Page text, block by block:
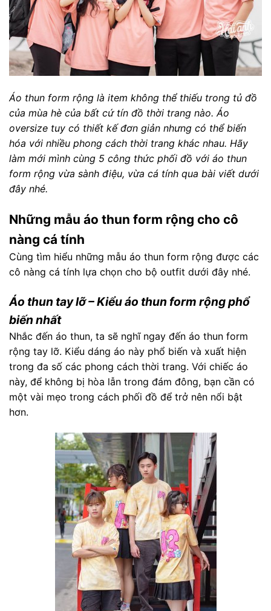
Áo thun form rộng là item không thể thiếu trong tủ đồ
của mùa hè của bất cứ tín đồ thời trang nào. Áo
oversize tuy có thiết kế đơn giản nhưng có thể biến
hóa với nhiều phong cách thời trang khác nhau. Hãy
làm mới mình cùng 5 công thức phối đồ với áo thun
form rộng vừa sành điệu, vừa cá tính qua bài viết dưới
đây nhé.
Những mẫu áo thun form rộng cho cô
nàng cá tính
Cùng tìm hiểu những mẫu áo thun form rộng được các
cô nàng cá tính lựa chọn cho bộ outfit dưới đây nhé.
Áo thun tay lỡ – Kiểu áo thun form rộng phổ
biến nhất
Nhắc đến áo thun, ta sẽ nghĩ ngay đến áo thun form
rộng tay lỡ. Kiểu dáng áo này phổ biến và xuất hiện
trong đa số các phong cách thời trang. Với chiếc áo
này, để không bị hòa lẫn trong đám đông, bạn cần có
một vài mẹo trong cách phối đồ để trở nên nổi bật
hơn.